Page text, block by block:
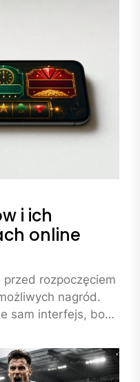
i ich
online
rozpoczęciem
nagród.
sam interfejs, bo